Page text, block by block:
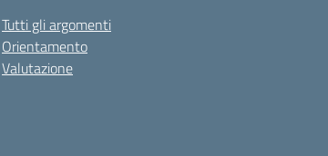
Tutti gli argomenti
Orientamento
Valutazione